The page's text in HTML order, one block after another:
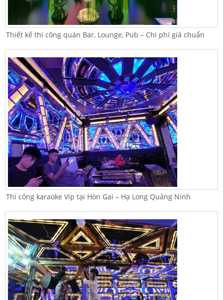
Thiết kế thi công quán Bar, Lounge, Pub – Chi phí giá chuẩn
Thi công karaoke Vip tại Hòn Gai – Hạ Long Quảng Ninh